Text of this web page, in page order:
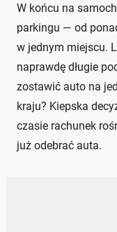
W końcu na
parkingu — od
w jednym miejscu.
naprawdę długie
zostawić auto na
kraju? Kiepska
czasie rachunek
już odebrać auta.